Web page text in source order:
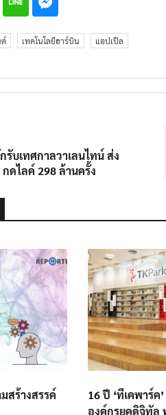
เทคโนโลยีฮาร์บิน แอปเปิล
บเทศกาลวาเลนไทน์ ส่ง
ดไลค์ 298 ล้านครั้ง
สร้างสรรค์
16 ปี ‘ทีเคพาร์ค
องค์กรยุคดิจิทัล